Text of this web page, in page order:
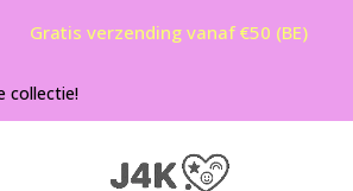
collectie!
Gratis verzending vanaf €50 (BE)